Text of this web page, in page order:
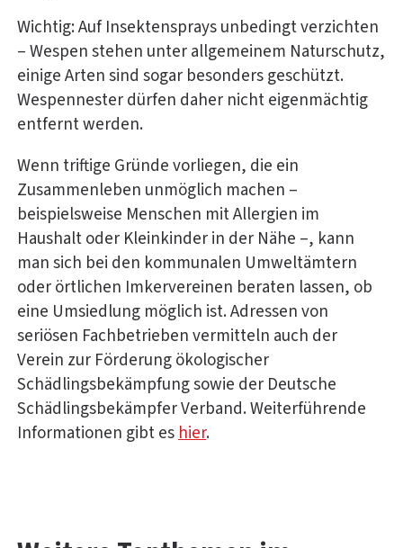
Wichtig: Auf Insektensprays unbedingt verzichten
– Wespen stehen unter allgemeinem Naturschutz,
einige Arten sind sogar besonders geschützt.
Wespennester dürfen daher nicht eigenmächtig
entfernt werden.
Wenn triftige Gründe vorliegen, die ein
Zusammenleben unmöglich machen –
beispielsweise Menschen mit Allergien im
Haushalt oder Kleinkinder in der Nähe –, kann
man sich bei den kommunalen Umweltämtern
oder örtlichen Imkervereinen beraten lassen, ob
eine Umsiedlung möglich ist. Adressen von
seriösen Fachbetrieben vermitteln auch der
Verein zur Förderung ökologischer
Schädlingsbekämpfung sowie der Deutsche
Schädlingsbekämpfer Verband. Weiterführende
Informationen gibt eshier.